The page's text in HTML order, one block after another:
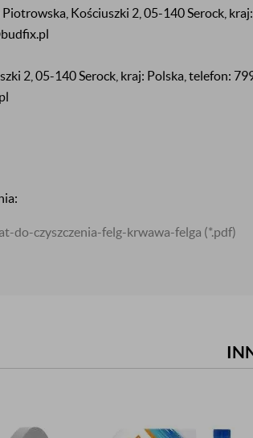
Kościuszki 2, 05-140 Serock,
2, 05-140 Serock, kraj: Polska, telefon:
do-czyszczenia-felg-krwawa-felga (*.pdf)